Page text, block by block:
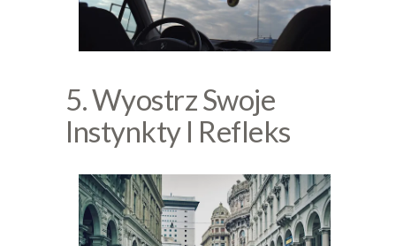
5. Wyostrz Swoje
Instynkty I Refleks